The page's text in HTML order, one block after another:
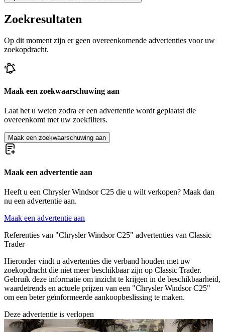
Chrysler New Yorker
Chrysler Royal
Chrysler Series 75
Chrysler Special
Zoekresultaten
Op dit moment zijn er geen overeenkomende advertenties voor uw
zoekopdracht.
Maak een zoekwaarschuwing aan
Laat het u weten zodra er een advertentie wordt geplaatst die
overeenkomt met uw zoekfilters.
Maak een zoekwaarschuwing aan
Maak een advertentie aan
Heeft u een Chrysler Windsor C25 die u wilt verkopen? Maak dan
nu een advertentie aan.
Maak een advertentie aan
Referenties van "Chrysler Windsor C25" advertenties van Classic
Trader
Hieronder vindt u advertenties die verband houden met uw
zoekopdracht die niet meer beschikbaar zijn op Classic Trader.
Gebruik deze informatie om inzicht te krijgen in de beschikbaarheid,
waardetrends en actuele prijzen van een "Chrysler Windsor C25"
om een beter geïnformeerde aankoopbeslissing te maken.
Deze advertentie is verlopen